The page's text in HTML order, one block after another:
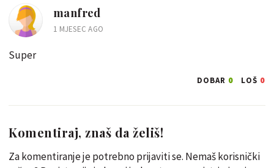
manfred
1 MJESEC AGO
Super
DOBAR 0 LOŠ 0
Komentiraj, znaš da želiš!
Za komentiranje je potrebno prijaviti se. Nemaš korisnički